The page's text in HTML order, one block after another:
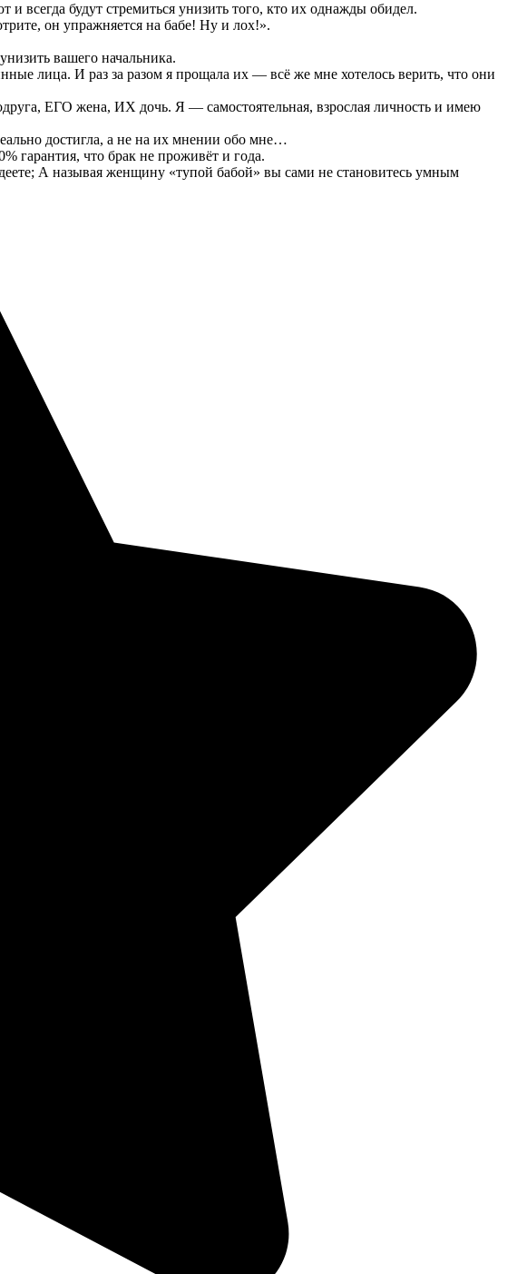
будут стремиться унизить того, кто их однажды обидел.
он упражняется на бабе! Ну и лох!».
вашего начальника.
лица. И раз за разом я прощала их — всё же мне хотелось верить, что они
ЕГО жена, ИХ дочь. Я — самостоятельная, взрослая личность и имею
достигла, а не на их мнении обо мне…
гарантия, что брак не проживёт и года.
А называя женщину «тупой бабой» вы сами не становитесь умным